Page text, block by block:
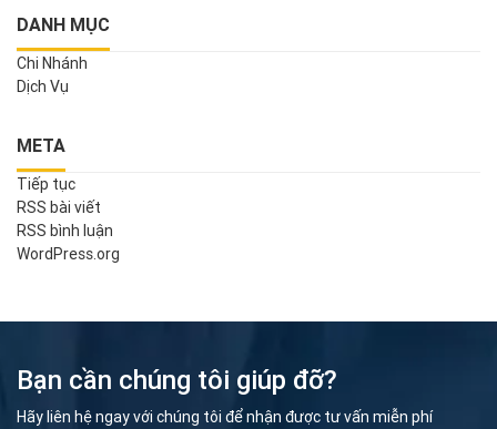
DANH MỤC
Chi Nhánh
Dịch Vụ
META
Tiếp tục
RSS bài viết
RSS bình luận
WordPress.org
Bạn cần chúng tôi giúp đỡ?
Hãy liên hệ ngay với chúng tôi để nhận được tư vấn miễn phí